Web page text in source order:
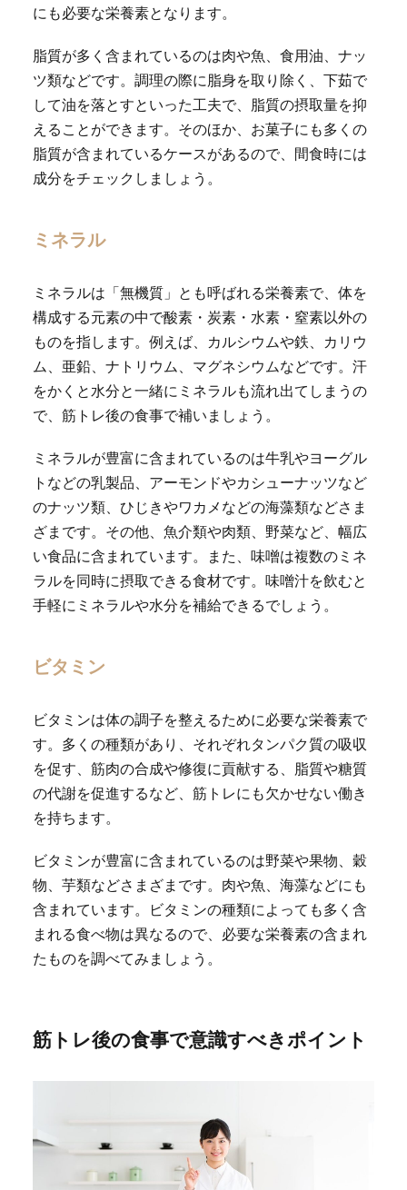
にも必要な栄養素となります。
脂質が多く含まれているのは肉や魚、食用油、ナッ
ツ類などです。調理の際に脂身を取り除く、下茹で
して油を落とすといった工夫で、脂質の摂取量を抑
えることができます。そのほか、お菓子にも多くの
脂質が含まれているケースがあるので、間食時には
成分をチェックしましょう。
ミネラル
ミネラルは「無機質」とも呼ばれる栄養素で、体を
構成する元素の中で酸素・炭素・水素・窒素以外の
ものを指します。例えば、カルシウムや鉄、カリウ
ム、亜鉛、ナトリウム、マグネシウムなどです。汗
をかくと水分と一緒にミネラルも流れ出てしまうの
で、筋トレ後の食事で補いましょう。
ミネラルが豊富に含まれているのは牛乳やヨーグル
トなどの乳製品、アーモンドやカシューナッツなど
のナッツ類、ひじきやワカメなどの海藻類などさま
ざまです。その他、魚介類や肉類、野菜など、幅広
い食品に含まれています。また、味噌は複数のミネ
ラルを同時に摂取できる食材です。味噌汁を飲むと
手軽にミネラルや水分を補給できるでしょう。
ビタミン
ビタミンは体の調子を整えるために必要な栄養素で
す。多くの種類があり、それぞれタンパク質の吸収
を促す、筋肉の合成や修復に貢献する、脂質や糖質
の代謝を促進するなど、筋トレにも欠かせない働き
を持ちます。
ビタミンが豊富に含まれているのは野菜や果物、穀
物、芋類などさまざまです。肉や魚、海藻などにも
含まれています。ビタミンの種類によっても多く含
まれる食べ物は異なるので、必要な栄養素の含まれ
たものを調べてみましょう。
筋トレ後の食事で意識すべきポイント